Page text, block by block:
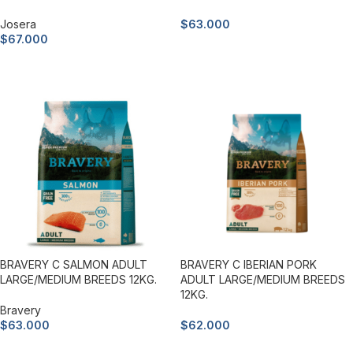
Josera
$67.000
$63.000
BRAVERY C SALMON ADULT
LARGE/MEDIUM BREEDS 12KG.
Bravery
$63.000
BRAVERY C IBERIAN PORK
ADULT LARGE/MEDIUM BREEDS
12KG.
$62.000